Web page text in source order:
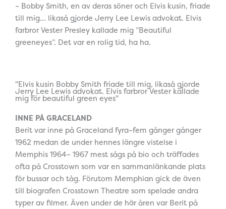
– Bobby Smith, en av deras söner och Elvis kusin, friade
till mig… likaså gjorde Jerry Lee Lewis advokat. Elvis
farbror Vester Presley kallade mig ”Beautiful
greeneyes”. Det var en rolig tid, ha ha.
"Elvis kusin Bobby Smith friade till mig, likaså gjorde
Jerry Lee Lewis advokat. Elvis farbror Vester kallade
mig för beautiful green eyes"
INNE PÅ GRACELAND
Berit var inne på Graceland fyra–fem gånger gånger
1962 medan de under hennes längre vistelse i
Memphis 1964– 1967 mest sågs på bio och träffades
ofta på Crosstown som var en sammanlänkande plats
för bussar och tåg. Förutom Memphian gick de även
till biografen Crosstown Theatre som spelade andra
typer av filmer. Även under de här åren var Berit på